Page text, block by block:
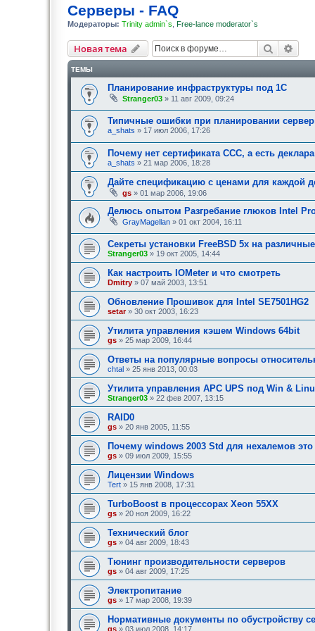
Серверы - FAQ
Модераторы: Trinity admin`s Free-lance moderator`s
Новая тема Поиск
ТЕМЫ
Планирование инфраструктуры под 1С
Stranger03 » 11 авг 2009, 09:24
Типичные ошибки при планировании
a_shats » 17 июл 2006, 17:26
Почему нет сертификата ССС, а есть
a_shats » 21 мар 2006, 18:28
Дайте спецификацию с ценами для каждой
gs » 01 мар 2006, 19:06
Делюсь опытом Разгребание глюков Intel
GrayMagellan » 01 окт 2004, 16:11
Секреты установки FreeBSD 5x на
Stranger03 » 19 окт 2005, 14:44
Как настроить IOMeter и что смотреть
Dmitry » 07 май 2003, 13:51
Обновление Прошивок для Intel SE7501HG2
setar» 30 окт 2003, 16:23
Утилита управления кэшем Windows 64bit
gs » 25 мар 2009, 16:44
Ответы на популярные вопросы
chtal » 25 янв 2013, 00:03
Утилита управления APC UPS под Win &
Stranger03 » 22 фев 2007, 13:15
RAID0
gs » 20 янв 2005, 11:55
Почему windows 2003 Std для нехалемов это
gs » 09 июл 2009, 15:55
Лицензии Windows
Tert » 15 янв 2008, 17:31
TurboBoost в процессорах Xeon 55XX
gs » 20 ноя 2009, 16:22
Технический блог
gs » 04 авг 2009, 18:43
Тюнинг производительности серверов
gs » 04 авг 2009, 17:25
Электропитание
gs » 17 мар 2008, 19:39
Нормативные документы по обустройству
gs » 03 июл 2008, 14:17